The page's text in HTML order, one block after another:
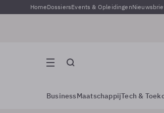
HomeDossiersEvents & Opleidingen
BusinessMaatschappijTech &